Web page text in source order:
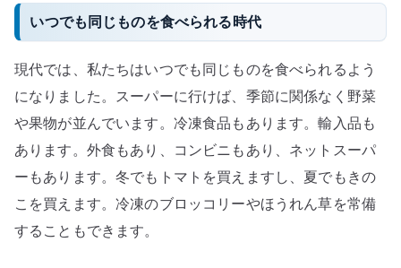
いつでも同じものを食べられる時代
現代では、私たちはいつでも同じものを食べられるよう
になりました。スーパーに行けば、季節に関係なく野菜
や果物が並んでいます。冷凍食品もあります。輸入品も
あります。外食もあり、コンビニもあり、ネットスーパ
ーもあります。冬でもトマトを買えますし、夏でもきの
こを買えます。冷凍のブロッコリーやほうれん草を常備
することもできます。